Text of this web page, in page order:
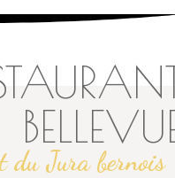
du Jura bernois